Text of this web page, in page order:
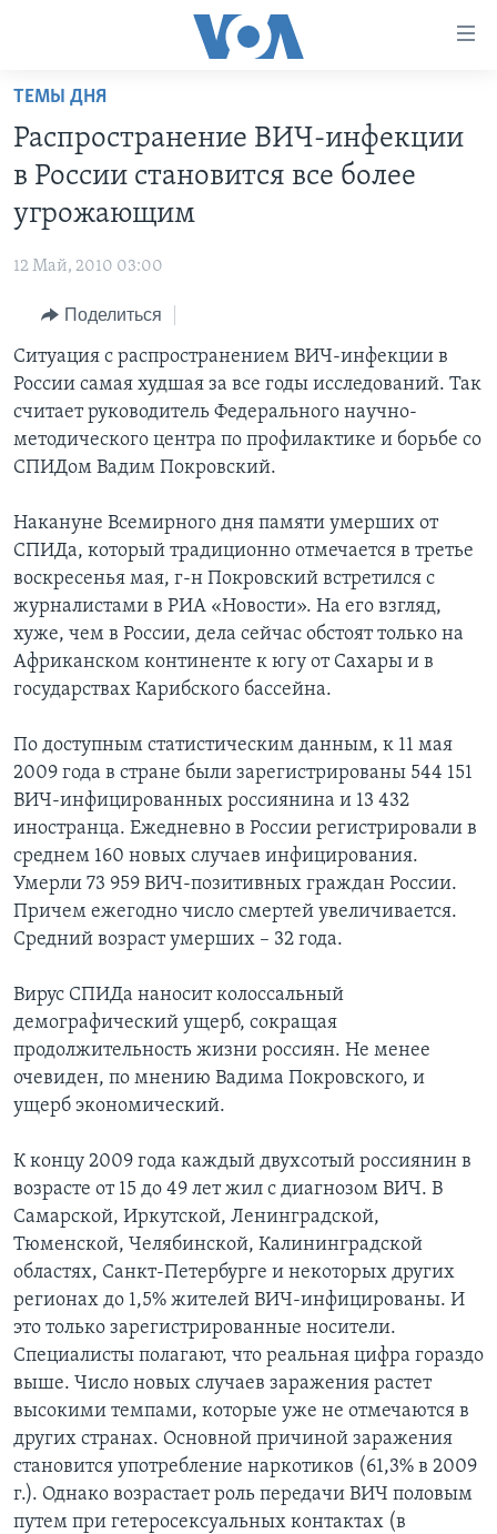
Перейти
основной
контент
основной
Перейти
поиск
ПРОГРАММЫ
ИТОГИ
ПОЧЕМУ ЭТО ВАЖНО?
ДИСКУССИЯ VOA
НЬЮ-ЙОРК NEW YORK
АМЕРИКА. БОЛЬШОЕ ПУТЕШЕСТВИЕ
НАША АМЕРИКАНСКАЯ ИСТОРИЯ
А КАК В АМЕРИКЕ?
АРТЕФАКТЫ
АМЕРИКАНСКИЕ ГОРОДКИ
ТЕСТЫ
ИНТЕРВЬЮ
ФАКТЫ ПРОТИВ ФЕЙКОВ
ЗА СВОБОДУ ПРЕССЫ
УЧИМ АНГЛИЙСКИЙ
ВИДЕО
ПОДПИСКА НА НОВОСТИ
Learning English
Языки
ТЕМЫ ДНЯ
Распространение ВИЧ-инфекции
в России становится все более
угрожающим
12 Май, 2010 03:00
Поделиться
Ситуация с распространением ВИЧ-инфекции в
России самая худшая за все годы исследований. Так
считает руководитель Федерального научно-
методического центра по профилактике и борьбе со
СПИДом Вадим Покровский.
Накануне Всемирного дня памяти умерших от
СПИДа, который традиционно отмечается в третье
воскресенья мая, г-н Покровский встретился с
журналистами в РИА «Новости». На его взгляд,
хуже, чем в России, дела сейчас обстоят только на
Африканском континенте к югу от Сахары и в
государствах Карибского бассейна.
По доступным статистическим данным, к 11 мая
2009 года в стране были зарегистрированы 544 151
ВИЧ-инфицированных россиянина и 13 432
иностранца. Ежедневно в России регистрировали в
среднем 160 новых случаев инфицирования.
Умерли 73 959 ВИЧ-позитивных граждан России.
Причем ежегодно число смертей увеличивается.
Средний возраст умерших – 32 года.
Вирус СПИДа наносит колоссальный
демографический ущерб, сокращая
продолжительность жизни россиян. Не менее
очевиден, по мнению Вадима Покровского, и
ущерб экономический.
К концу 2009 года каждый двухсотый россиянин в
возрасте от 15 до 49 лет жил с диагнозом ВИЧ. В
Самарской, Иркутской, Ленинградской,
Тюменской, Челябинской, Калининградской
областях, Санкт-Петербурге и некоторых других
регионах до 1,5% жителей ВИЧ-инфицированы. И
это только зарегистрированные носители.
Специалисты полагают, что реальная цифра гораздо
выше. Число новых случаев заражения растет
высокими темпами, которые уже не отмечаются в
других странах. Основной причиной заражения
становится употребление наркотиков (61,3% в 2009
г.). Однако возрастает роль передачи ВИЧ половым
путем при гетеросексуальных контактах (в